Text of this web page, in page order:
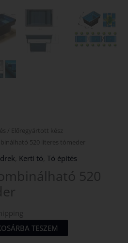
/ Előregyártott kész
520 literes tómeder
Kerti tó ,Tó építés
520
TESZEM